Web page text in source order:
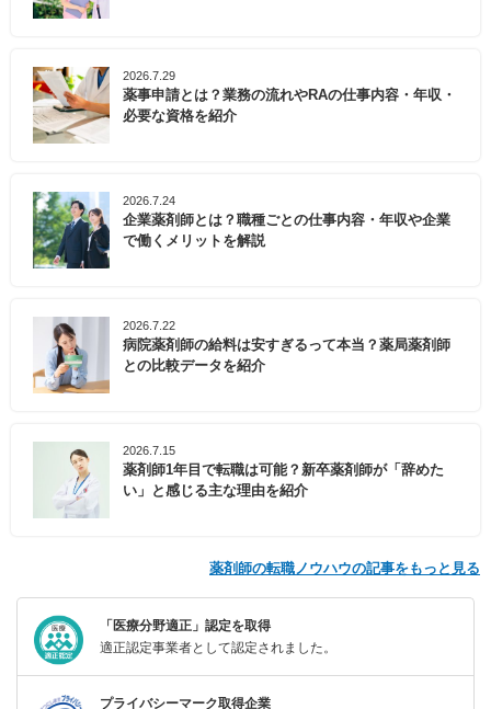
2026.7.29
薬事申請とは？業務の流れやRAの仕事内容・年収・
必要な資格を紹介
2026.7.24
企業薬剤師とは？職種ごとの仕事内容・年収や企業
で働くメリットを解説
2026.7.22
病院薬剤師の給料は安すぎるって本当？薬局薬剤師
との比較データを紹介
2026.7.15
薬剤師1年目で転職は可能？新卒薬剤師が「辞めた
い」と感じる主な理由を紹介
薬剤師の転職ノウハウの記事をもっと見る
「医療分野適正」認定を取得
適正認定事業者として認定されました。
プライバシーマーク取得企業